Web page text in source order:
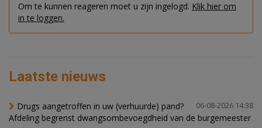
Om te kunnen reageren moet u zijn ingelogd. Klik hier om
in te loggen.
Laatste nieuws
06-08-2026 14:38
Drugs aangetroffen in uw (verhuurde) pand?
Afdeling begrenst dwangsombevoegdheid van de burgemeester